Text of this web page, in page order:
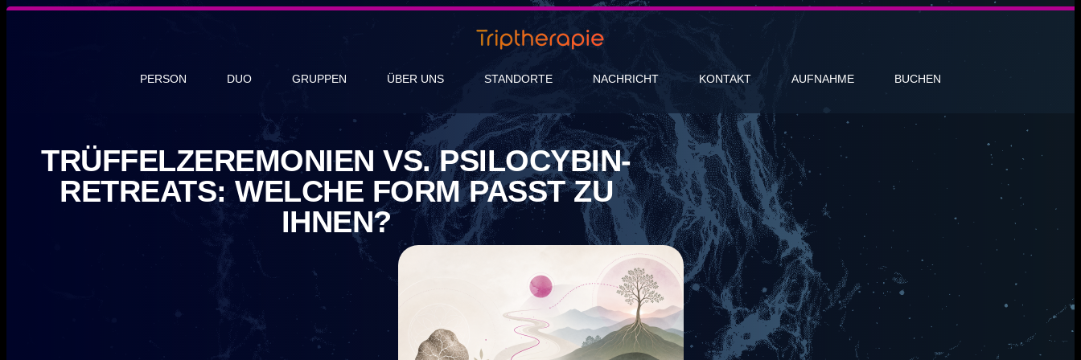
PERSON DUO GRUPPEN ÜBER UNS STANDORTE NACHRICHT KONTAKT AUFNAHME BUCHEN
TRÜFFELZEREMONIEN VS. PSILOCYBIN-
RETREATS: WELCHE FORM PASST ZU
IHNEN?